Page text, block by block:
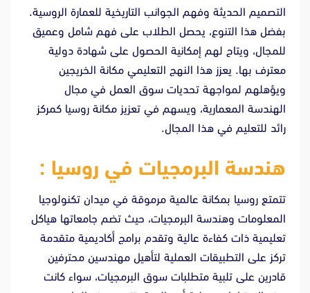
التصميم الحديثة وفهم الجوانب التاريخية للعمارة الروسية.
بفضل هذا التنوع، يحصل الطلاب على فهم شامل وعميق
للمجال، ويتاح لهم إمكانية الحصول على شهادة دولية
معترف بها. يعزز هذا النهج التعليمي مكانة الخريجين
ويؤهلهم لمواجهة تحديات سوق العمل في مجال
الهندسة المعمارية، ويسهم في تعزيز مكانة روسيا كمركز
رائد للتعليم في هذا المجال.
هندسة البرمجيات في روسيا :
تتمتع روسيا بمكانة عالمية مرموقة في ميدان تكنولوجيا
المعلومات وهندسة البرمجيات، حيث تضم جامعاتها هياكل
تعليمية ذات كفاءة عالية وتقدم برامج أكاديمية متقدمة
تركز على التطبيقات العملية لتأهيل مهندسين محترفين
قادرين على تلبية متطلبات سوق البرمجيات، سواء كانت